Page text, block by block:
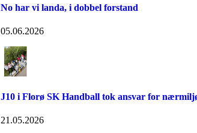
No har vi landa, i dobbel forstand
05.06.2026
J10 i Florø SK Handball tok ansvar for
21.05.2026